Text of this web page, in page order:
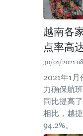
越南各
点率高
30/01/2021
2021年1
力确保航
同比提高
相比，越
94.2%。